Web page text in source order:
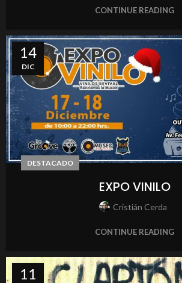
CONTINUE READING
14
DIC
DESTACADO
EXPO VINILO
Cristián Cerda
CONTINUE READING
11